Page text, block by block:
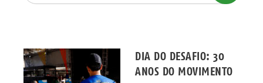
DIA DO DESAFIO: 30
ANOS DO MOVIMENTO